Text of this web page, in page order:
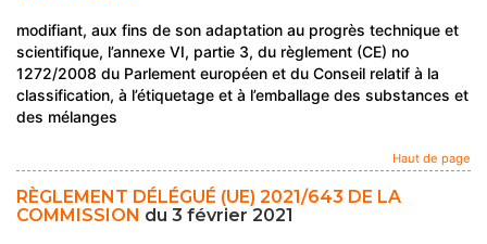
modifiant, aux fins de son adaptation au progrès technique et
scientifique, l’annexe VI, partie 3, du règlement (CE) no
1272/2008 du Parlement européen et du Conseil relatif à la
classification, à l’étiquetage et à l’emballage des substances et
des mélanges
Haut de page
RÈGLEMENT DÉLÉGUÉ (UE) 2021/643 DE LA
COMMISSION du 3 février 2021